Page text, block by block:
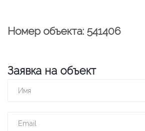
Номер объекта: 541406
Заявка на объект